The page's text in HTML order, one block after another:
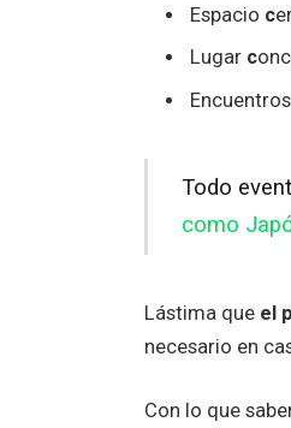
Espacio c
Lugar c
Encuentros
Todo
como
Lástima que el
necesario en
Con lo que